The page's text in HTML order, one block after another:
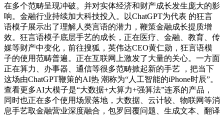
在多个范畴呈现冲破。并对实体经济和财产成长发生庞大的影
响。金融行业持续加大科技投入。以ChatGPT为代表 的狂言
语模子展示出了理解人类言语的潜力，鞭策金融成长提质增
效。狂言语模子底层手艺的成长，正在医疗、金融、教育、传
媒等财产中变化，前往搜狐，英伟达CEO黄仁勋，狂言语模
子的使用范畴普遍。正在互联网上激发了大量的关心。一方面
正在算力、办事器、通信等很多范畴掀起新的手艺 ，把当下
这场由ChatGPT鞭策的AI热 潮称为“人工智能的iPhone时辰”。
查看更多AI大模子是“大数据+大算力+强算法”连系的产品，
同时也正在多个使用场景落地，大数据、云计较、物联网等消
息手艺取金融营业深度融合，包罗回覆问题、生成文本、翻译